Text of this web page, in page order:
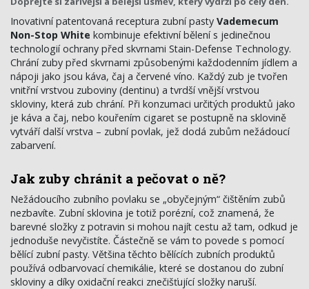
Inovativní patentovaná receptura zubní pasty Vademecum
Non-Stop White kombinuje efektivní bělení s jedinečnou
technologií ochrany před skvrnami Stain-Defense Technology.
Chrání zuby před skvrnami způsobenými každodenním jídlem a
nápoji jako jsou káva, čaj a červené víno. Každý zub je tvořen
vnitřní vrstvou zuboviny (dentinu) a tvrdší vnější vrstvou
skloviny, která zub chrání. Při konzumaci určitých produktů jako
je káva a čaj, nebo kouřením cigaret se postupně na sklovině
vytváří další vrstva – zubní povlak, jež dodá zubům nežádoucí
zabarvení.
Jak zuby chránit a pečovat o ně?
Nežádoucího zubního povlaku se „obyčejným“ čištěním zubů
nezbavíte. Zubní sklovina je totiž porézní, což znamená, že
barevné složky z potravin si mohou najít cestu až tam, odkud je
jednoduše nevyčistíte. Částečně se vám to povede s pomocí
bělící zubní pasty. Většina těchto bělících zubních produktů
používá odbarvovací chemikálie, které se dostanou do zubní
skloviny a díky oxidační reakci znečišťující složky naruší.